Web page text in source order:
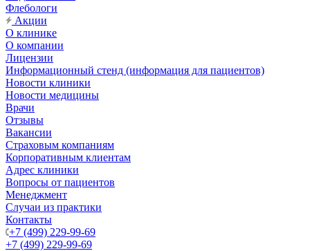
Флебологи
Акции
О клинике
О компании
Лицензии
Информационный стенд (информация для пациентов)
Новости клиники
Новости медицины
Врачи
Отзывы
Вакансии
Страховым компаниям
Корпоративным клиентам
Адрес клиники
Вопросы от пациентов
Менеджмент
Случаи из практики
Контакты
+7 (499) 229-99-69
+7 (499) 229-99-69